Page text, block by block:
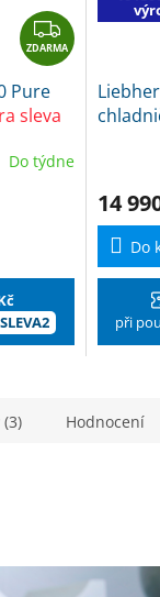
Z
D
R
A
ZDARMA
Pure
sleva
na
Do týdne
SLEVA2
14
Do
při
Hodnocení